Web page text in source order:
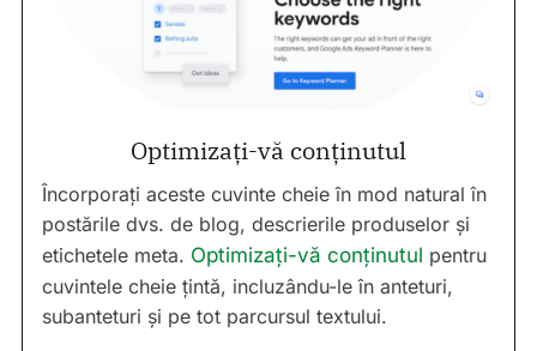
Optimizați-vă conținutul
Încorporați aceste cuvinte cheie în mod natural în
postările dvs. de blog, descrierile produselor și
etichetele meta. Optimizați-vă conținutul pentru
cuvintele cheie țintă, incluzându-le în anteturi,
subanteturi și pe tot parcursul textului.